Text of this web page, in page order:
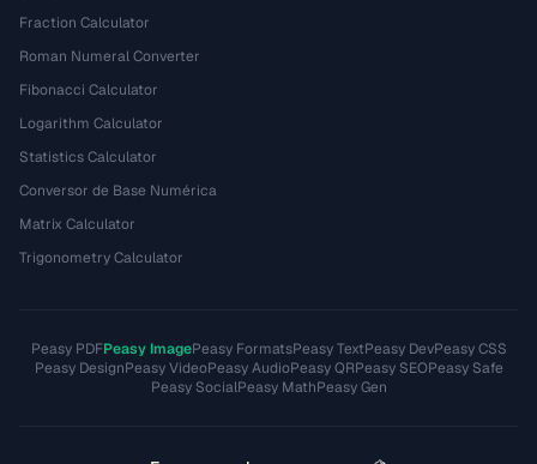
Fraction Calculator
Roman Numeral Converter
Fibonacci Calculator
Logarithm Calculator
Statistics Calculator
Conversor de Base Numérica
Matrix Calculator
Trigonometry Calculator
Peasy PDFPeasy ImagePeasy FormatsPeasy TextPeasy DevPeasy CSS
Peasy DesignPeasy VideoPeasy AudioPeasy QRPeasy SEOPeasy Safe
Peasy SocialPeasy MathPeasy Gen